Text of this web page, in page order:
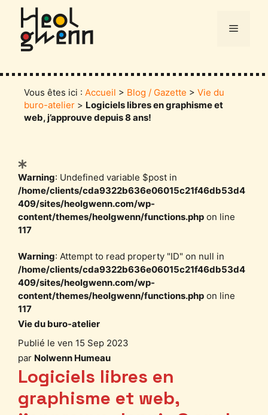
contenu
Menu
Vous êtes ici : Accueil > Blog / Gazette > Vie du
buro-atelier > Logiciels libres en graphisme et
web, j’approuve depuis 8 ans!
Warning: Undefined variable $post in
/home/clients/cda9322b636e06015c21f46db53d4
409/sites/heolgwenn.com/wp-
content/themes/heolgwenn/functions.php on line
117
Warning: Attempt to read property "ID" on null in
/home/clients/cda9322b636e06015c21f46db53d4
409/sites/heolgwenn.com/wp-
content/themes/heolgwenn/functions.php on line
117
Vie du buro-atelier
ven 15 Sep 2023
par Nolwenn Humeau
Logiciels libres en
graphisme et web,